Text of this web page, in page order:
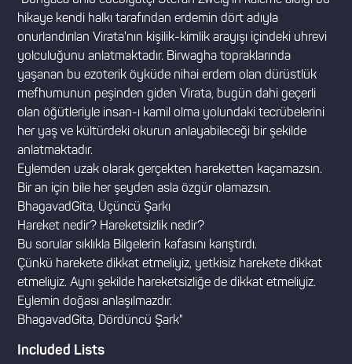
hikaye kendi halkı tarafından erdemin dört adıyla
onurlandırılan Virata'nın kişilik-kimlik arayışı içindeki uhrevi
yolculuğunu anlatmaktadır. Birwagha topraklarında
yaşanan bu ezoterik öyküde nihai erdem olan dürüstlük
mefhumunun peşinden giden Virata, bugün dahi geçerli
olan öğütleriyle insan-ı kamil olma yolundaki tecrübelerini
her yaş ve kültürdeki okurun anlayabileceği bir şekilde
anlatmaktadır.
Eylemden uzak olarak gerçekten hareketten kaçamazsın.
Bir an için bile her şeyden asla özgür olamazsın.
BhagavadGita, Üçüncü Şarkı
Hareket nedir? Hareketsizlik nedir?
Bu sorular sıklıkla Bilgelerin kafasını karıştırdı.
Çünkü harekete dikkat etmeliyiz, yetkisiz harekete dikkat
etmeliyiz. Aynı şekilde hareketsizliğe de dikkat etmeliyiz.
Eylemin doğası anlaşılmazdır.
BhagavadGita, Dördüncü Şark"
Included Lists